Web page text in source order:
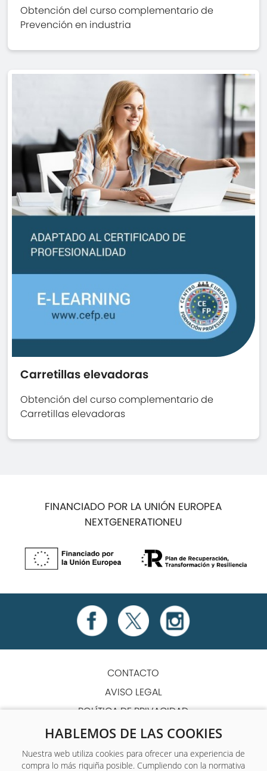
HABLEMOS DE LAS COOKIES
Nuestra web utiliza cookies para ofrecer una experiencia de
compra lo más riquiña posible. Cumpliendo con la normativa
Obtención del curso complementario de
Prevención en industria
Carretillas elevadoras
Obtención del curso complementario de
Carretillas elevadoras
FINANCIADO POR LA UNIÓN EUROPEA
NEXTGENERATIONEU
CONTACTO
AVISO LEGAL
POLÍTICA DE PRIVACIDAD
POLÍTICA DE COOKIES
TÉRMINOS Y CONDICIONES
ACCESIBILIDAD